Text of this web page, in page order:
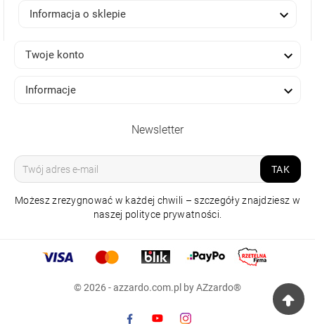
KINKIET CASTOR
WALL 90 CCT SWITCH
329,00 zł
Informacja o sklepie 
Twoje konto 
Informacje 
Newsletter
TAK
Możesz zrezygnować w każdej chwili – szczegóły znajdziesz w
naszej polityce prywatności.
© 2026 - azzardo.com.pl by AZzardo®